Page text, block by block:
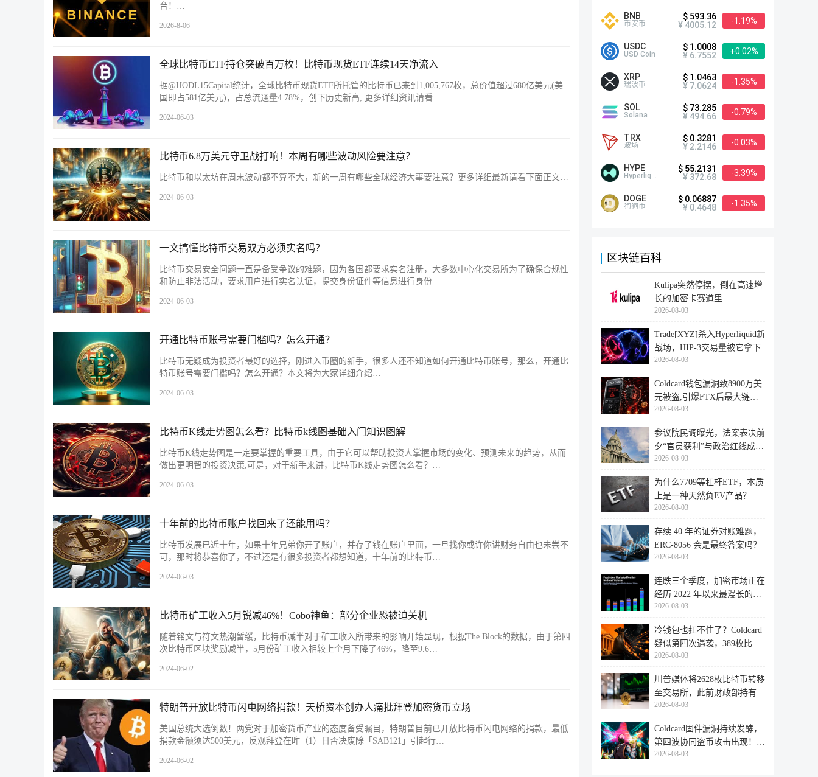
台！…
2026-8-06
全球比特币ETF持仓突破百万枚！比特币现货ETF连续14天净流入
据@HODL15Capital统计，全球比特币现货ETF所托管的比特币已来到1,005,767枚，总价值超过680亿美元(美
国即占581亿美元)，占总流通量4.78%，创下历史新高, 更多详细资讯请看…
2024-06-03
比特币6.8万美元守卫战打响！本周有哪些波动风险要注意？
比特币和以太坊在周末波动都不算不大，新的一周有哪些全球经济大事要注意？更多详细最新请看下面正文…
2024-06-03
一文搞懂比特币交易双方必须实名吗？
比特币交易安全问题一直是备受争议的难题，因为各国都要求实名注册，大多数中心化交易所为了确保合规性
和防止非法活动，要求用户进行实名认证，提交身份证件等信息进行身份…
2024-06-03
开通比特币账号需要门槛吗？怎么开通？
比特币无疑成为投资者最好的选择，刚进入币圈的新手，很多人还不知道如何开通比特币账号，那么，开通比
特币账号需要门槛吗？怎么开通？本文将为大家详细介绍…
2024-06-03
比特币K线走势图怎么看？比特币k线图基础入门知识图解
比特币K线走势图是一定要掌握的重要工具，由于它可以帮助投资人掌握市场的变化、预测未来的趋势，从而
做出更明智的投资决策,可是，对于新手来讲，比特币K线走势图怎么看？…
2024-06-03
十年前的比特币账户找回来了还能用吗？
比特币发展已近十年，如果十年兄弟你开了账户，并存了钱在账户里面，一旦找你或许你讲财务自由也未尝不
可，那时将恭喜你了，不过还是有很多投资者都想知道，十年前的比特币…
2024-06-03
比特币矿工收入5月锐减46%！Cobo神鱼：部分企业恐被迫关机
随着铭文与符文热潮暂缓，比特币减半对于矿工收入所带来的影响开始显现，根据The Block的数据，由于第四
次比特币区块奖励减半，5月份矿工收入相较上个月下降了46%，降至9.6…
2024-06-02
特朗普开放比特币闪电网络捐款！天桥资本创办人痛批拜登加密货币立场
美国总统大选倒数！两党对于加密货币产业的态度备受瞩目，特朗普目前已开放比特币闪电网络的捐款，最低
捐款金额须达500美元，反观拜登在昨（1）日否决废除「SAB121」引起行…
2024-06-02
BNB
币安币
$ 593.36
¥ 4005.12
-1.19%
USDC
USD Coin
$ 1.0008
¥ 6.7552
+0.02%
XRP
瑞波币
$ 1.0463
¥ 7.0624
-1.35%
SOL
Solana
$ 73.285
¥ 494.66
-0.79%
TRX
波场
$ 0.3281
¥ 2.2146
-0.03%
HYPE
Hyperliquid
$ 55.2131
¥ 372.68
-3.39%
DOGE
狗狗币
$ 0.06887
¥ 0.4648
-1.35%
区块链百科
Kulipa突然停摆，倒在高速增
长的加密卡赛道里
2026-08-03
Trade[XYZ]杀入Hyperliquid新
战场，HIP-3交易量被它拿下
2026-08-03
Coldcard钱包漏洞致8900万美
元被盗,引爆FTX后最大链上
迁移潮
2026-08-03
参议院民调曝光，法案表决前
夕“官员获利”与政治红线成最
大
2026-08-03
为什么7709等杠杆ETF，本质
上是一种天然负EV产品？
2026-08-03
存续 40 年的证券对账难题，
ERC-8056 会是最终答案吗？
2026-08-03
连跌三个季度，加密市场正在
经历 2022 年以来最漫长的退
潮
2026-08-03
冷钱包也扛不住了？Coldcard
疑似第四次遇袭，389枚比特
币失
2026-08-03
川普媒体将2628枚比特币转移
至交易所，此前财政部持有的
比特
2026-08-03
Coldcard固件漏洞持续发酵，
第四波协同盗币攻击出现！
462个
2026-08-03